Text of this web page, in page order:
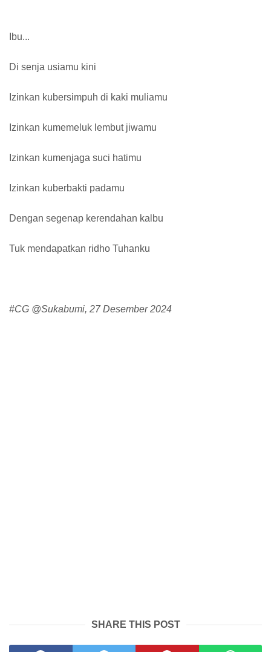
Ibu...
Di senja usiamu kini
Izinkan kubersimpuh di kaki muliamu
Izinkan kumemeluk lembut jiwamu
Izinkan kumenjaga suci hatimu
Izinkan kuberbakti padamu
Dengan segenap kerendahan kalbu
Tuk mendapatkan ridho Tuhanku
#CG @Sukabumi, 27 Desember 2024
SHARE THIS POST